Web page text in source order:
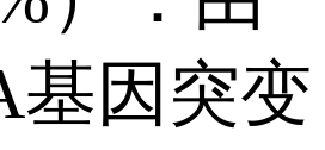
基因突变